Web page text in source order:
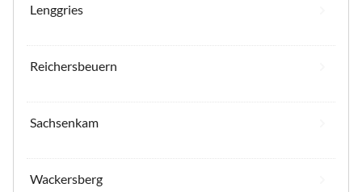
Lenggries
Reichersbeuern
Sachsenkam
Wackersberg